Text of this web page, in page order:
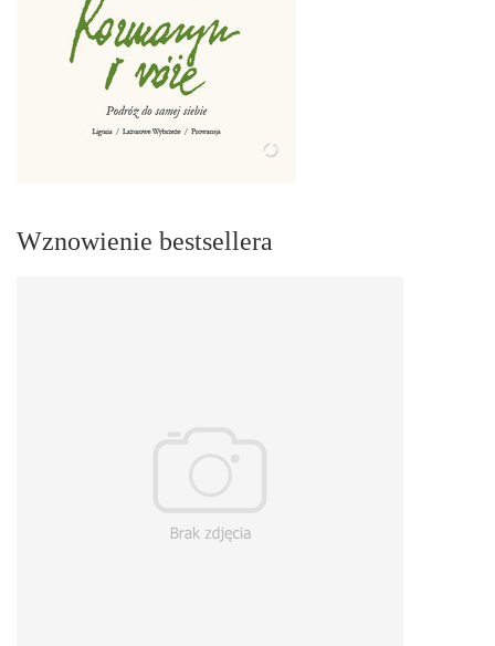
Wznowienie bestsellera